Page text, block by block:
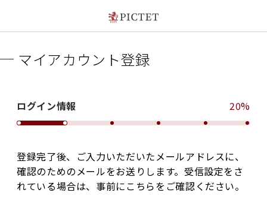
マイアカウント登録
ログイン情報 20%
登録完了後、ご入力いただいたメールアドレスに、
確認のためのメールをお送りします。受信設定をさ
れている場合は、事前にこちらをご確認ください。